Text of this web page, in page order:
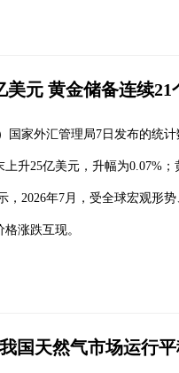
美元 黄金储备连续21
国家外汇管理局7日发布的统
升25亿美元，升幅为0.07%
，2026年7月，受全球宏观形
涨跌互现。
国天然气市场运行